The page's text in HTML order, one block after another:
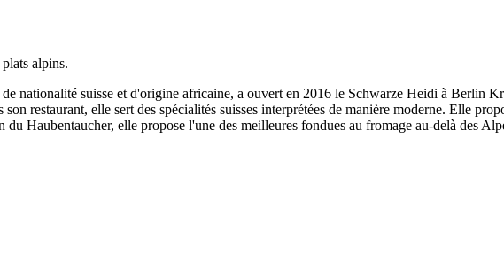
nationalité suisse et d'origine africaine, a ouvert en 2016 le Schwarze Heidi à Berlin
restaurant, elle sert des spécialités suisses interprétées de manière moderne. Elle
Haubentaucher, elle propose l'une des meilleures fondues au fromage au-delà des